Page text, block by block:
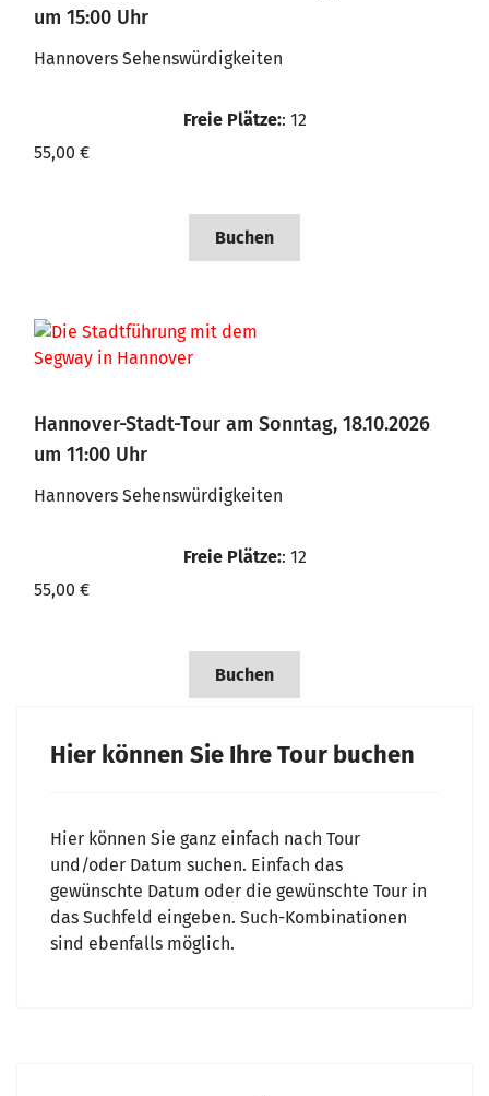
um 15:00 Uhr
Hannovers Sehenswürdigkeiten
Freie Plätze:: 12
55,00 €
Buchen
Hannover-Stadt-Tour am Sonntag, 18.10.2026
um 11:00 Uhr
Hannovers Sehenswürdigkeiten
Freie Plätze:: 12
55,00 €
Buchen
Hier können Sie Ihre Tour buchen
Hier können Sie ganz einfach nach Tour
und/oder Datum suchen. Einfach das
gewünschte Datum oder die gewünschte Tour in
das Suchfeld eingeben. Such-Kombinationen
sind ebenfalls möglich.